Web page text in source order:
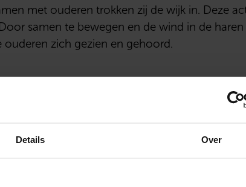
Details Over
met ouderen trokken zij de wijk in. Deze
samen te bewegen en de wind in de
zich gezien en gehoord.
en Nienke met hun evenement ‘Bloei met
het DELA Fonds én Bloemisterij Pasmans
om te bloemschikken. Onder het genot van
verbonden. Tussen de bloemen door werd er
boeketten, maar vooral een middag